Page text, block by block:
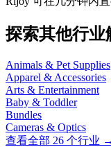
探索其他行业
Animals & Pet Supplies
Apparel & Accessories
Arts & Entertainment
Baby & Toddler
Bundles
Cameras & Optics
查看全部 26 个行业 →